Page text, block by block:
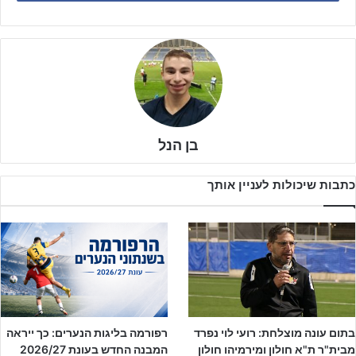
בדרך להמשך המאבק על המקום הראשון מול הקבוצה מהשרון,
בן הנל
כתבות שיכולות לעניין אותך
בתום עונה מוצלחת: רועי לוי נפרד
מבית"ר ת"א חולון ומירמיהו חולון
רפורמה בליגות הנערים: כך ייראה
המבנה החדש בעונת 2026/27